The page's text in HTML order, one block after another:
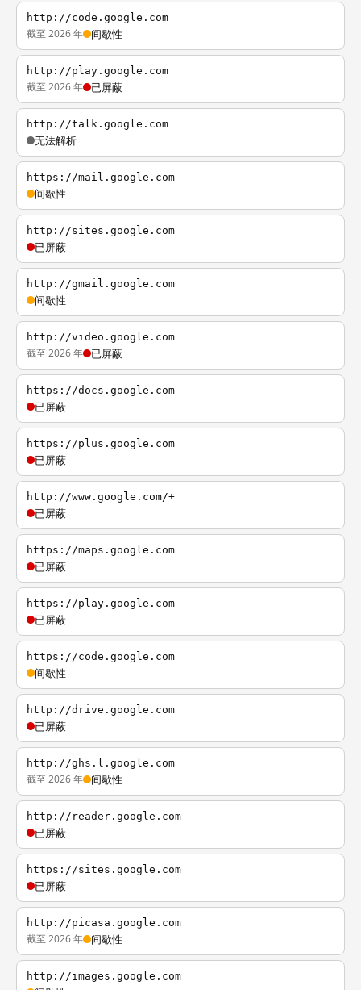
http://code.google.com
截至 2026 年 间歇性
http://play.google.com
截至 2026 年 已屏蔽
http://talk.google.com
无法解析
https://mail.google.com
间歇性
http://sites.google.com
已屏蔽
http://gmail.google.com
间歇性
http://video.google.com
截至 2026 年 已屏蔽
https://docs.google.com
已屏蔽
https://plus.google.com
已屏蔽
http://www.google.com/+
已屏蔽
https://maps.google.com
已屏蔽
https://play.google.com
已屏蔽
https://code.google.com
间歇性
http://drive.google.com
已屏蔽
http://ghs.l.google.com
截至 2026 年 间歇性
http://reader.google.com
已屏蔽
https://sites.google.com
已屏蔽
http://picasa.google.com
截至 2026 年 间歇性
http://images.google.com